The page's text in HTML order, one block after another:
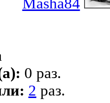
0 раз.
2 раз.